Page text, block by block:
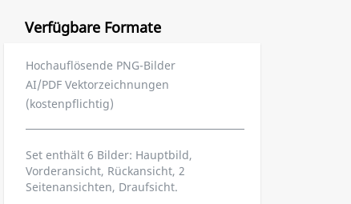
Verfügbare Formate
Hochauflösende PNG-Bilder
AI/PDF Vektorzeichnungen
(kostenpflichtig)
Set enthält 6 Bilder: Hauptbild,
Vorderansicht, Rückansicht, 2
Seitenansichten, Draufsicht.